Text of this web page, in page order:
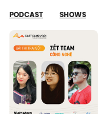
PODCAST SHOWS